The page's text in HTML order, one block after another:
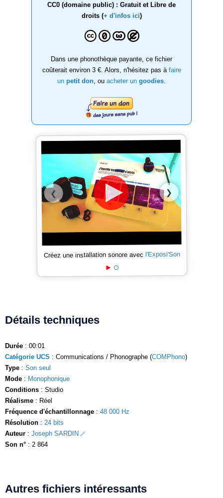
CC0 (domaine public) : Gratuit et Libre de
droits (+ d'infos ici)
Dans une phonothèque payante, ce fichier
coûterait environ 3 €. Alors, n'hésitez pas à faire
un petit don , ou acheter un goodies
❮ ❯
Créez une installation sonore avec l'Exposi'Son
Détails techniques
Durée : 00:01
Catégorie UCS : Communications / Phonographe (COMPhono)
Type : Son seul
Mode : Monophonique
Conditions : Studio
Réalisme : Réel
Fréquence d'échantillonnage : 48 000 Hz
Résolution : 24 bits
Auteur : Joseph SARDIN
Son n° : 2 864
Autres fichiers intéressants